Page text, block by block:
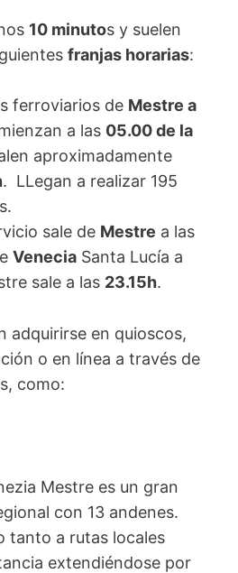
10 minutos y suelen
franjas horarias:
ferroviarios de Mestre a
a las 05.00 de la
aproximadamente
. LLegan a realizar 195
sale de Mestre a las
Venecia Santa Lucía a
sale a las 23.15h.
adquirirse en quioscos,
o en línea a través de
como:
Mestre es un gran
con 13 andenes.
tanto a rutas locales
extendiéndose por